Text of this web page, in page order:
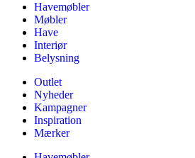
Havemøbler
Møbler
Have
Interiør
Belysning
Outlet
Nyheder
Kampagner
Inspiration
Mærker